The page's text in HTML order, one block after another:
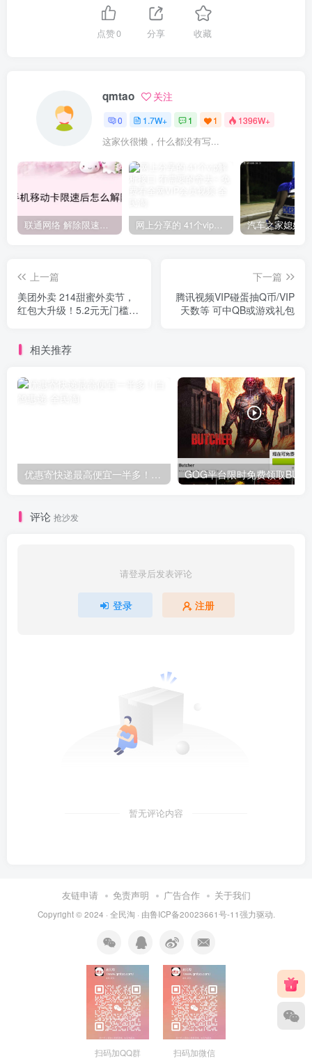
点赞0 分享 收藏
qmtao 关注
0 1.7W+ 1 1 1396W+
这家伙很懒，什么都没有写...
联通网络 解除限速方法参考！畅享、畅玩、老白干等及其它地区自测了 网上分享的 41个vip解析接口 有需要的拿去~ 免费看全网VIP会员视频
上一篇
美团外卖 214甜蜜外卖节，
红包大升级！5.2元无门槛红
下一篇
腾讯视频VIP碰蛋抽Q币/VIP
天数等 可中QB或游戏礼包
相关推荐
优惠寄快递最高便宜一半多！白鸽惠递
评论 抢沙发
请登录后发表评论
登录 注册
暂无评论内容
友链申请 免责声明 广告合作 关于我们
Copyright © 2024 · 全民淘 · 由鲁ICP备20023661号-11强力驱动.
扫码加QQ群 扫码加微信